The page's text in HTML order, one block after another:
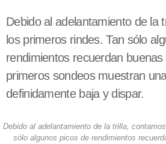
Debido al adelantamiento de la
los primeros rindes. Tan sólo
rendimientos recuerdan
primeros sondeos muestran
definidamente baja y dispar.
Debido al adelantamiento de la trilla,
sólo algunos picos de rendimientos